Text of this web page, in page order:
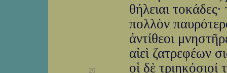
θήλειαι
πολλὸν
ἀντίθεοι
αἰεὶ ζατρεφέων
20
οἱ δὲ τριηκόσιοί